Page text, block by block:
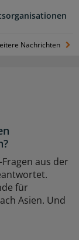
Nachrichten
aus der
für
Asien. Und